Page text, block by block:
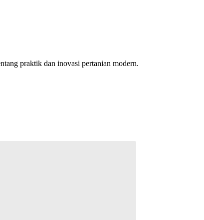
praktik dan inovasi pertanian modern.